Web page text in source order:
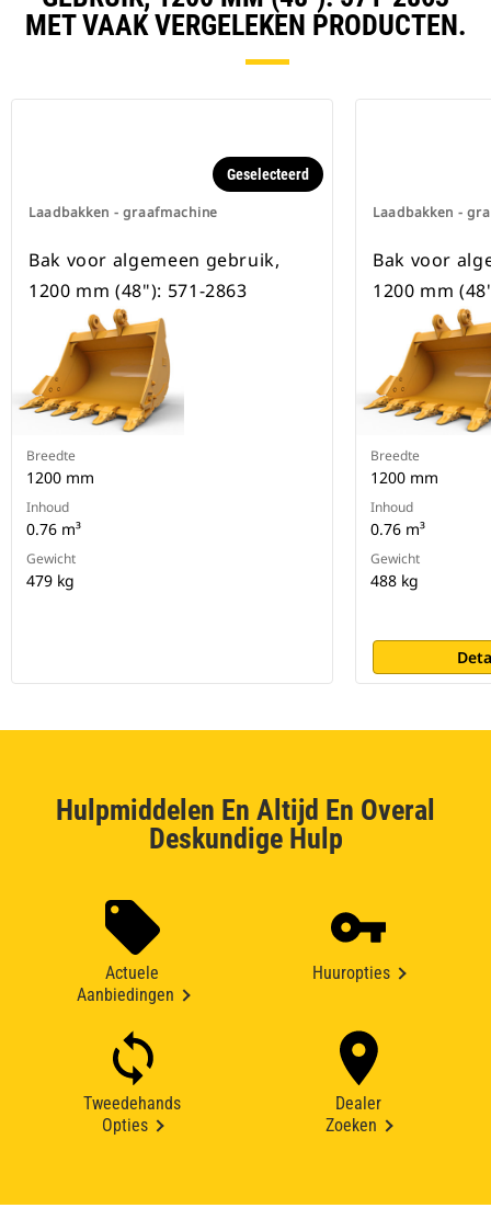
graafmachines op rupsbanden en
MET VAAK VERGELEKEN PRODUCTEN.
Laadbakken - graafmachine
Geselecteerd
Bak voor algemeen gebruik,
1200 mm (48"): 571-2863
Breedte
1200 mm
Inhoud
0.76 m³
Gewicht
479 kg
Laadbakken -
Bak voor
1200 mm
Breedte
1200 mm
Inhoud
0.76 m³
Gewicht
488 kg
Hulpmiddelen En Altijd En Overal
Deskundige Hulp
Actuele
Aanbiedingen
Huuropties
Tweedehands
Opties
Dealer
Zoeken